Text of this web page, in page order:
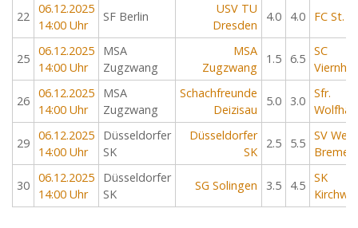
22
06.12.2025
14:00 Uhr
SF Berlin
USV TU
Dresden
4.0 4.0 FC St.
25
06.12.2025
14:00 Uhr
MSA
Zugzwang
MSA
Zugzwang
1.5 6.5
SC
26
06.12.2025
14:00 Uhr
MSA
Zugzwang
Schachfreunde
Deizisau
5.0 3.0
Sfr.
29
06.12.2025
14:00 Uhr
Düsseldorfer
SK
Düsseldorfer
SK
2.5 5.5
SV
Bremen
30
06.12.2025
14:00 Uhr
Düsseldorfer
SK
SG Solingen 3.5 4.5
SK